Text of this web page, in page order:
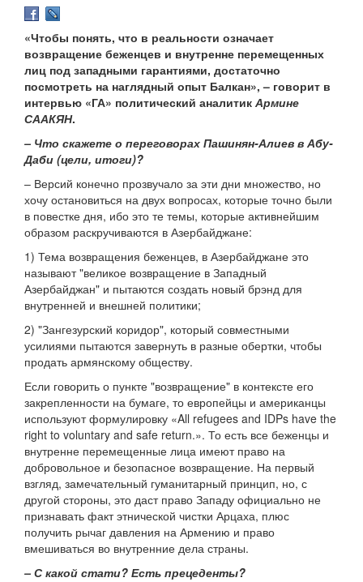
«Чтобы понять, что в реальности означает
возвращение беженцев и внутренне перемещенных
лиц под западными гарантиями, достаточно
посмотреть на наглядный опыт Балкан», – говорит в
интервью «ГА» политический аналитик Армине
СААКЯН.
– Что скажете о переговорах Пашинян-Алиев в Абу-
Даби (цели, итоги)?
– Версий конечно прозвучало за эти дни множество, но
хочу остановиться на двух вопросах, которые точно были
в повестке дня, ибо это те темы, которые активнейшим
образом раскручиваются в Азербайджане:
1) Тема возвращения беженцев, в Азербайджане это
называют "великое возвращение в Западный
Азербайджан" и пытаются создать новый брэнд для
внутренней и внешней политики;
2) "Зангезурский коридор", который совместными
усилиями пытаются завернуть в разные обертки, чтобы
продать армянскому обществу.
Если говорить о пункте "возвращение" в контексте его
закрепленности на бумаге, то европейцы и американцы
используют формулировку «All refugees and IDPs have the
right to voluntary and safe return.». То есть все беженцы и
внутренне перемещенные лица имеют право на
добровольное и безопасное возвращение. На первый
взгляд, замечательный гуманитарный принцип, но, с
другой стороны, это даст право Западу официально не
признавать факт этнической чистки Арцаха, плюс
получить рычаг давления на Армению и право
вмешиваться во внутренние дела страны.
– С какой стати? Есть прецеденты?